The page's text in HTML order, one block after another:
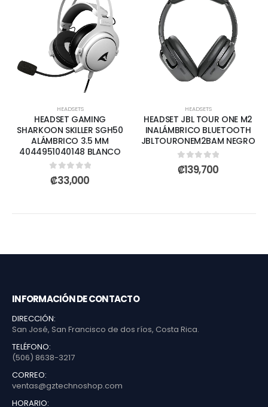
HEADSETS
HEADSET GAMING
SHARKOON SKILLER SGH50
ALÁMBRICO 3.5 MM
4044951040148 BLANCO
0out of 5
₡33,000
HEADSETS
HEADSET JBL TOUR ONE M2
INALÁMBRICO BLUETOOTH
JBLTOURONEM2BAM NEGRO
0out of 5
₡139,700
INFORMACIÓN DE CONTACTO
DIRECCIÓN:
San José, San Francisco de dos ríos, Costa Rica.
TELÉFONO:
(506) 8638-3217
CORREO:
ventas@gztechnoshop.com
HORARIO: